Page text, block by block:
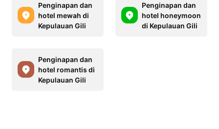
Penginapan dan
hotel mewah di
Kepulauan Gili
Penginapan dan
hotel honeymoon
di Kepulauan Gili
Penginapan dan
hotel romantis di
Kepulauan Gili